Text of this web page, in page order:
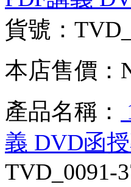
貨號：
本店售價：
產品名稱：
義 DVD函
TVD_0091-